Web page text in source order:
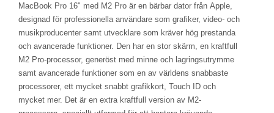
MacBook Pro 16" med M2 Pro är en bärbar dator från Apple,
designad för professionella användare som grafiker, video- och
musikproducenter samt utvecklare som kräver hög prestanda
och avancerade funktioner. Den har en stor skärm, en kraftfull
M2 Pro-processor, generöst med minne och lagringsutrymme
samt avancerade funktioner som en av världens snabbaste
processorer, ett mycket snabbt grafikkort, Touch ID och
mycket mer. Det är en extra kraftfull version av M2-